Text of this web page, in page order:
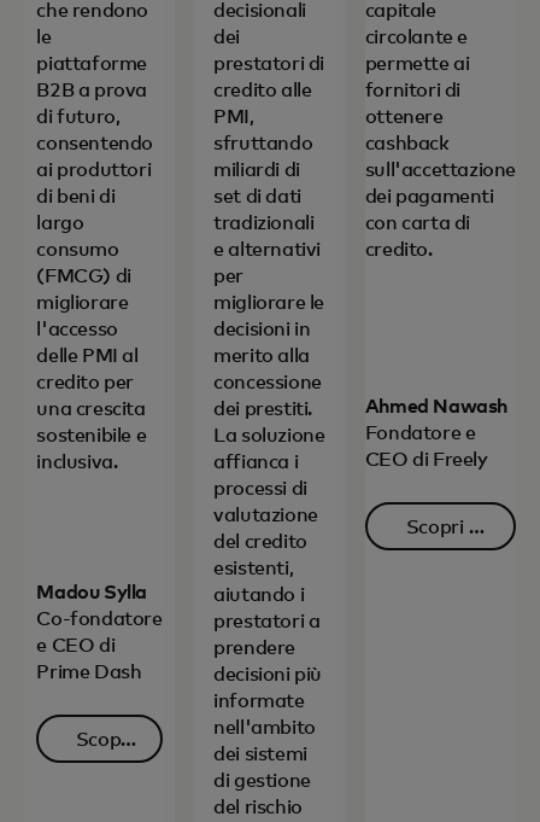
che rendono
le
piattaforme
B2B a prova
di futuro,
consentendo
ai produttori
di beni di
largo
consumo
(FMCG) di
migliorare
l'accesso
delle PMI al
credito per
una crescita
sostenibile e
inclusiva.
Madou Sylla
Co-fondatore
e CEO di
Prime Dash
Scopri
si apre in una nuova scheda
decisionali
dei
prestatori di
credito alle
PMI,
sfruttando
miliardi di
set di dati
tradizionali
e alternativi
per
migliorare le
decisioni in
merito alla
concessione
dei prestiti.
La soluzione
affianca i
processi di
valutazione
del credito
esistenti,
aiutando i
prestatori a
prendere
decisioni più
informate
nell'ambito
dei sistemi
di gestione
del rischio
capitale
circolante e
permette ai
fornitori di
ottenere
cashback
sull'accettazione
dei pagamenti
con carta di
credito.
Ahmed Nawash
Fondatore e
CEO di Freely
Scopri di